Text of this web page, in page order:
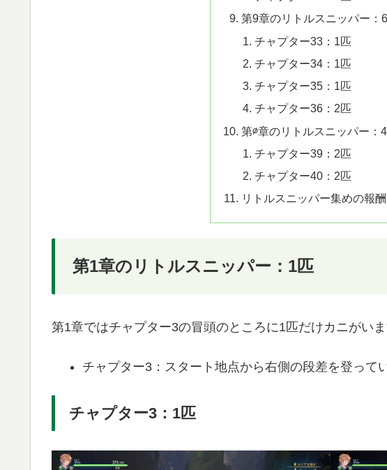
第9章のリトルスニッパー：
チャプター33：1匹
チャプター34：1匹
チャプター35：1匹
チャプター36：2匹
第∅章のリトルスニッパー：
チャプター39：2匹
チャプター40：2匹
リトルスニッパー集めの報
第1章のリトルスニッパー：1匹
第1章ではチャプター3の冒頭のところに1匹だけカニがいま
チャプター3：スタート地点から右側の段差を登って
チャプター3：1匹